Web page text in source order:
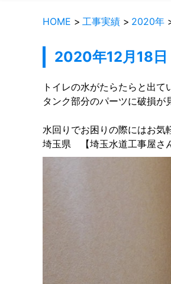
HOME 工事実績 2020年
2020年12月18日
トイレの水がたらたらと出て
タンク部分のパーツに破損が
水回りでお困りの際にはお気
埼玉県 【埼玉水道工事屋さ